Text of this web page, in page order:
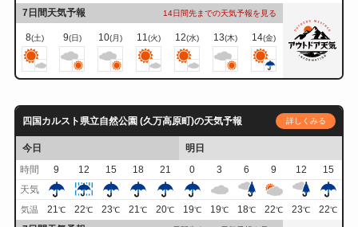
7日間天気予報 14日間先までの天気予報を見る
8(土) 9(日) 10(月) 11 (火) 12(水) 13(木) 14(金)
四国カルスト県立自然公園 (久万高原町)の天気予報 詳しくみる
今日
明日
時間
9 12 15 18 21 0 3 6 9 12
15
天気
気温 21℃ 22℃ 23℃ 21℃ 20℃ 19℃ 19℃ 18℃ 22℃ 23℃ 22℃